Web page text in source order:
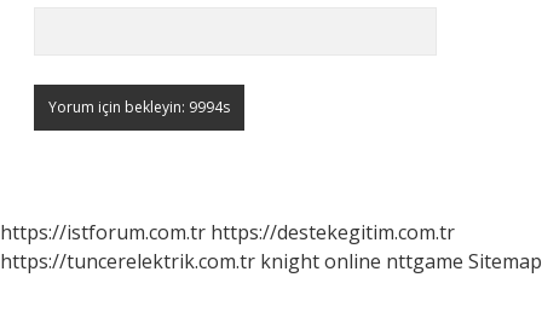
https://istforum.com.tr https://destekegitim.com.tr
https://tuncerelektrik.com.tr knight online nttgame Sitemap